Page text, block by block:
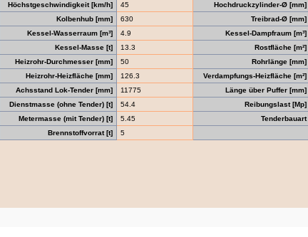
Höchstgeschwindigkeit [km/h] 45 Hochdruckzylinder-Ø [mm]
Kolbenhub [mm] 630 Treibrad-Ø [mm]
Kessel-Wasserraum [m³] 4.9 Kessel-Dampfraum [m³]
Kessel-Masse [t] 13.3 Rostfläche [m²]
Heizrohr-Durchmesser [mm] 50 Rohrlänge [mm]
Heizrohr-Heizfläche [mm] 126.3 Verdampfungs-Heizfläche [m²]
Achsstand Lok-Tender [mm] 11775 Länge über Puffer [mm]
Dienstmasse (ohne Tender) [t] 54.4 Reibungslast [Mp]
Metermasse (mit Tender) [t] 5.45 Tenderbauart
Brennstoffvorrat [t] 5